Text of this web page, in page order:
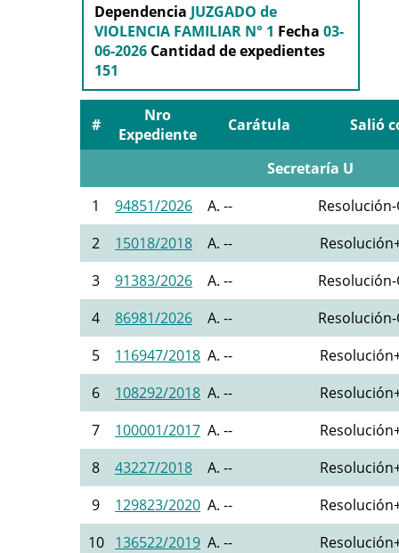
Dependencia JUZGADO de
VIOLENCIA FAMILIAR N° 1 Fecha03-
06-2026 Cantidad de expedientes
151
#
Nro
Expediente
Carátula Salió
Secretaría U
1
94851/2026 A. --
2
15018/2018 A. --
3
91383/2026 A. --
4
86981/2026 A. --
5
116947/2018 A. --
6
108292/2018 A. --
7
100001/2017 A. --
8
43227/2018 A. --
9
129823/2020 A. --
10
136522/2019 A. --